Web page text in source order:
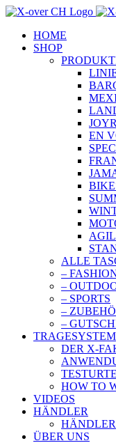
Zum
springenHOME
SHOP
EN
ALLE
–
–
– SPORTS
–
–
TRAGESYSTEM
DER X-
HOW TO
VIDEOS
HÄNDLER
ÜBER UNS